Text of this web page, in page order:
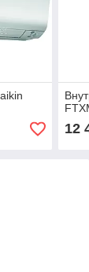
12